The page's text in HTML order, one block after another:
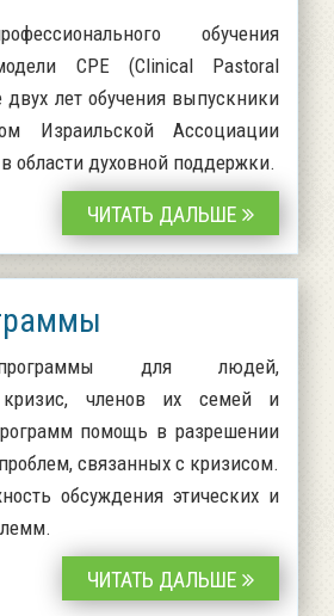
обучения
CPE (Clinical Pastoral
двух лет обучения выпускники
Израильской Ассоциации
области духовной поддержки.
ЧИТАТЬ ДАЛЬШЕ
для людей,
членов их семей и
помощь в разрешении
связанных с кризисом.
обсуждения этических и
ЧИТАТЬ ДАЛЬШЕ